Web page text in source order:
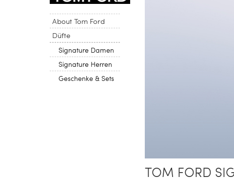
About Tom Ford
Düfte
Signature Damen
Signature Herren
Geschenke & Sets
TOM FORD